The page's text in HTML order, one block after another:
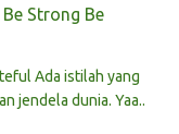
Strong Be
Ada istilah yang
jendela dunia. Yaa..